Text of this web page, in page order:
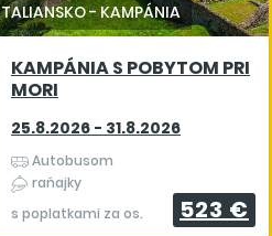
TALIANSKO-KAMPÁNIA
KAMPÁNIA S POBYTOM PRI
MORI
25.8.2026 - 31.8.2026
Autobusom
raňajky
s poplatkami za os.
523 €